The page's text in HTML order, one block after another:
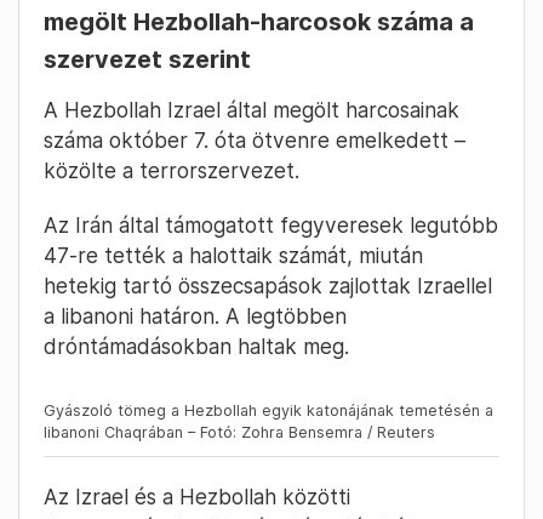
megölt Hezbollah-harcosok száma a
szervezet szerint
A Hezbollah Izrael által megölt harcosainak
száma október 7. óta ötvenre emelkedett –
közölte a terrorszervezet.
Az Irán által támogatott fegyveresek legutóbb
47-re tették a halottaik számát, miután
hetekig tartó összecsapások zajlottak Izraellel
a libanoni határon. A legtöbben
dróntámadásokban haltak meg.